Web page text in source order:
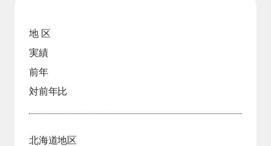
地 区
実績
前年
対前年比
北海道地区